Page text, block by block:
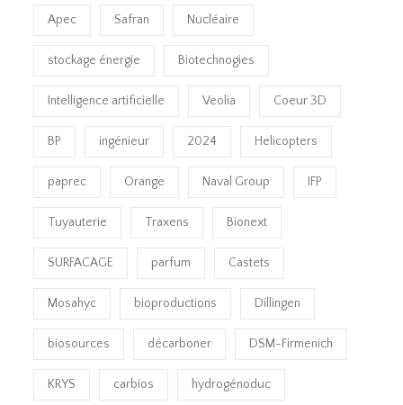
Apec Safran Nucléaire
stockage énergie Biotechnogies
Intelligence artificielle Veolia Coeur 3D
BP ingénieur 2024 Helicopters
paprec Orange Naval Group IFP
Tuyauterie Traxens Bionext
SURFACAGE parfum Castets
Mosahyc bioproductions Dillingen
biosources décarboner DSM-Firmenich
KRYS carbios hydrogénoduc